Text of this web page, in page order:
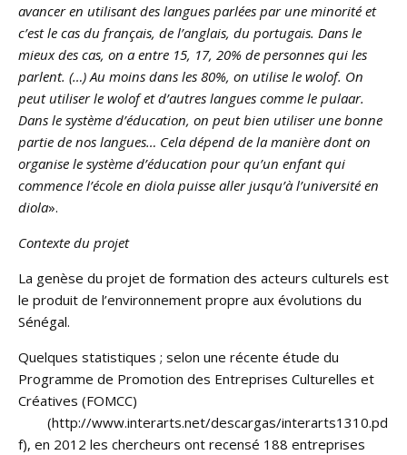
avancer en utilisant des langues parlées par une minorité et
c’est le cas du français, de l’anglais, du portugais. Dans le
mieux des cas, on a entre 15, 17, 20% de personnes qui les
parlent. (…) Au moins dans les 80%, on utilise le wolof. On
peut utiliser le wolof et d’autres langues comme le pulaar.
Dans le système d’éducation, on peut bien utiliser une bonne
partie de nos langues… Cela dépend de la manière dont on
organise le système d’éducation pour qu’un enfant qui
commence l’école en diola puisse aller jusqu’à l’université en
diola».
Contexte du projet
La genèse du projet de formation des acteurs culturels est
le produit de l’environnement propre aux évolutions du
Sénégal.
Quelques statistiques ; selon une récente étude du
Programme de Promotion des Entreprises Culturelles et
Créatives (FOMCC)
(http://www.interarts.net/descargas/interarts1310.pd
f), en 2012 les chercheurs ont recensé 188 entreprises